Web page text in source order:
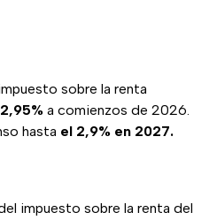
sobre la renta
a comienzos de 2026.
hasta el 2,9% en 2027.
impuesto sobre la renta del